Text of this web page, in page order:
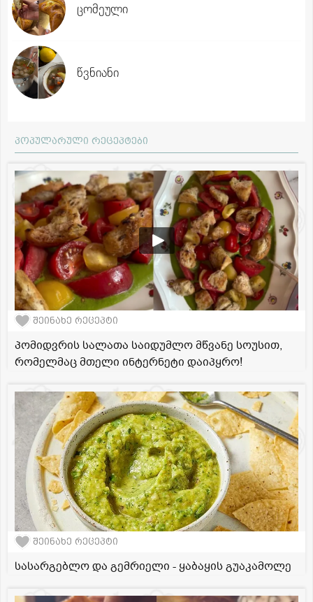
ცომეული
წვნიანი
პოპულარული რეცეპტები
შეინახე რეცეპტი
პომიდვრის სალათა საიდუმლო მწვანე სოუსით,
რომელმაც მთელი ინტერნეტი დაიპყრო!
შეინახე რეცეპტი
სასარგებლო და გემრიელი - ყაბაყის გუაკამოლე